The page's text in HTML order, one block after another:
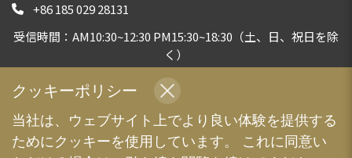
+86 185 029 28131
受信時間：AM10:30~12:30 PM15:30~18:30（土、日、祝日を除
く）
中国現地旅行会社として、安心安全な旅行体験をお届けする
よう、全力でサポートいたします | TravelChina
クッキーポリシー
当社は、ウェブサイト上でより良い体験を提供する
ためにクッキーを使用しています。 これに同意い